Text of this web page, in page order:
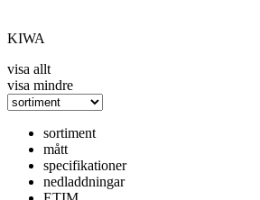
KIWA
visa allt
visa mindre
sortiment
mått
specifikationer
nedladdningar